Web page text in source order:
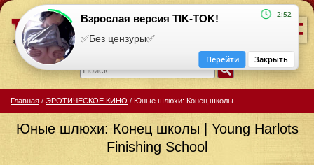
=
Главная / ЭРОТИЧЕСКОЕ КИНО / Юные шлюхи: Конец школы
Юные шлюхи: Конец школы | Young Harlots
Finishing School
Взрослая версия TIK-TOK!
Закрыть
Перейти